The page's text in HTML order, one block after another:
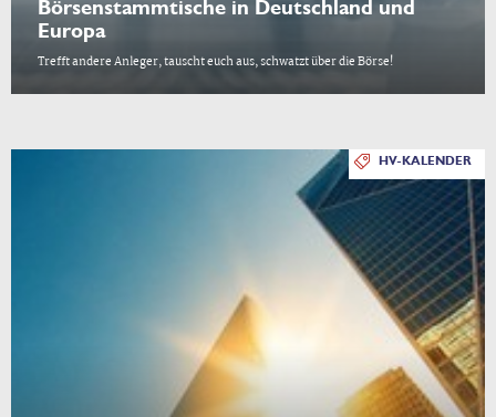
Börsenstammtische in Deutschland und
Europa
Trefft andere Anleger, tauscht euch aus, schwatzt über die Börse!
HV-KALENDER